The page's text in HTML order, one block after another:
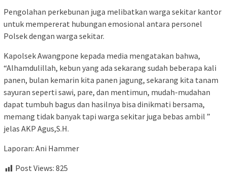
Pengolahan perkebunan juga melibatkan warga sekitar kantor
untuk mempererat hubungan emosional antara personel
Polsek dengan warga sekitar.
Kapolsek Awangpone kepada media mengatakan bahwa,
“Alhamdulillah, kebun yang ada sekarang sudah beberapa kali
panen, bulan kemarin kita panen jagung, sekarang kita tanam
sayuran seperti sawi, pare, dan mentimun, mudah-mudahan
dapat tumbuh bagus dan hasilnya bisa dinikmati bersama,
memang tidak banyak tapi warga sekitar juga bebas ambil ”
jelas AKP Agus,S.H.
Laporan: Ani Hammer
Post Views: 825